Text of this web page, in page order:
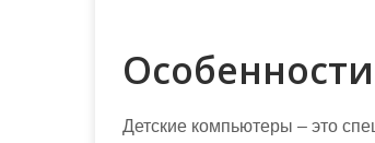
Детские компьютеры – это